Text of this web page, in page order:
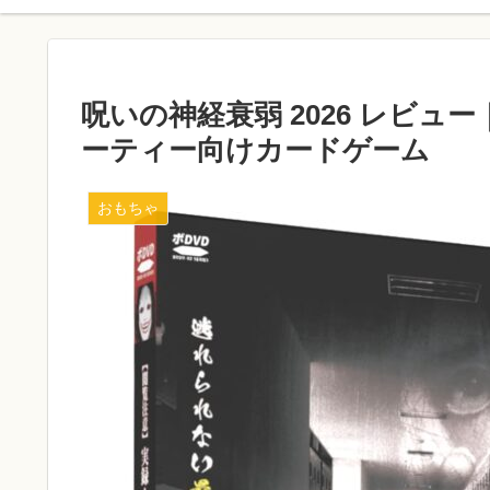
呪いの神経衰弱 2026 レビュ
ーティー向けカードゲーム
おもちゃ